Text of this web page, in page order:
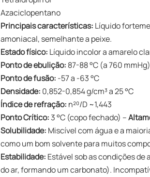
Azaciclopentano
Principais características: Líquido
amoniacal, semelhante a peixe.
Estado físico: Líquido incolor a amarelo
Ponto de ebulição: 87-88 °C (a 760 mmHg)
Ponto de fusão: -57 a -63 °C
Densidade: 0,852-0,854 g/cm³ a ​​25 °C
Índice de refração: n²⁰/D ~1,443
Ponto Crítico: 3 °C (copo fechado) – ​
Solubilidade: Miscível com água e a
como um bom solvente para muitos
Estabilidade: Estável sob as condições
do ar, formando um carbonato).